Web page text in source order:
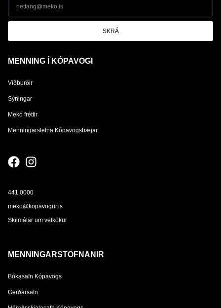
SKRÁ
MENNING Í KÓPAVOGI
Viðburðir
Sýningar
Mekó fréttir
Menningarstefna Kópavogsbæjar
441 0000
meko@kopavogur.is
Skilmálar um vefkökur
MENNINGARSTOFNANIR
Bókasafn Kópavogs
Gerðarsafn